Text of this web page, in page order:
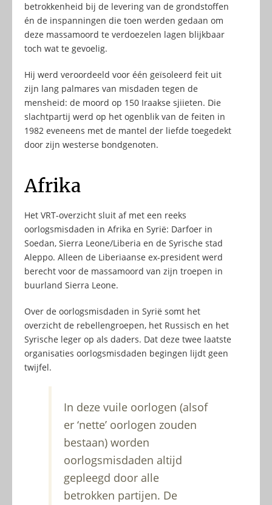
betrokkenheid bij de levering van de grondstoffen
én de inspanningen die toen werden gedaan om
deze massamoord te verdoezelen lagen blijkbaar
toch wat te gevoelig.
Hij werd veroordeeld voor één geïsoleerd feit uit
zijn lang palmares van misdaden tegen de
mensheid: de moord op 150 Iraakse sjiieten. Die
slachtpartij werd op het ogenblik van de feiten in
1982 eveneens met de mantel der liefde toegedekt
door zijn westerse bondgenoten.
Afrika
Het VRT-overzicht sluit af met een reeks
oorlogsmisdaden in Afrika en Syrië: Darfoer in
Soedan, Sierra Leone/Liberia en de Syrische stad
Aleppo. Alleen de Liberiaanse ex-president werd
berecht voor de massamoord van zijn troepen in
buurland Sierra Leone.
Over de oorlogsmisdaden in Syrië somt het
overzicht de rebellengroepen, het Russisch en het
Syrische leger op als daders. Dat deze twee laatste
organisaties oorlogsmisdaden begingen lijdt geen
twijfel.
In deze vuile oorlogen (alsof
er ‘nette’ oorlogen zouden
bestaan) worden
oorlogsmisdaden altijd
gepleegd door alle
betrokken partijen. De